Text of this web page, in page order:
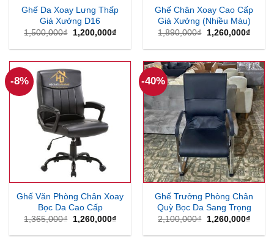
Ghế Da Xoay Lưng Thấp
Giá Xưởng D16
1,500,000₫
Giá
là:
1,200,000₫Giá
tại
1,200,000₫.
Ghế Chân Xoay Cao Cấp
Giá Xưởng (Nhiều Màu)
1,890,000₫
Giá
là:
1,260,000₫Giá
tại
-8%
Ghế Văn Phòng Chân Xoay
Bọc Da Cao Cấp
1,365,000₫
Giá
là:
1,260,000₫Giá
tại
-40%
Ghế Trưởng Phòng Chân
Quỳ Bọc Da Sang Trọng
2,100,000₫
Giá
là:
1,260,000₫Giá
tại